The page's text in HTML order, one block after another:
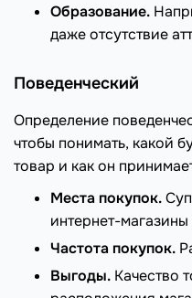
Образование.
даже отсутствие
Поведенческий
Определение
чтобы понимать, какой
товар и как он
Места покупок.
интернет-
Частота покупок.
Выгоды. Качество